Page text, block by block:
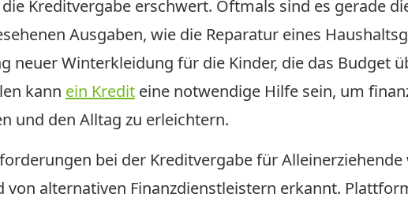
die Kreditvergabe erschwert. Oftmals sind es gerade
Ausgaben, wie die Reparatur eines
neuer Winterkleidung für die Kinder, die das Budget
kann ein Kredit eine notwendige Hilfe sein, um
und den Alltag zu erleichtern.
bei der Kreditvergabe für
von alternativen Finanzdienstleistern erkannt.